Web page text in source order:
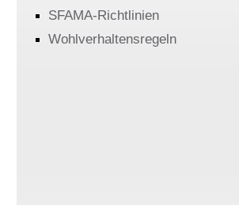
SFAMA-Richtlinien
Wohlverhaltensregeln